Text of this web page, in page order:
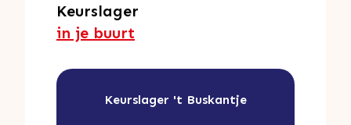
Keurslager
in je buurt
Keurslager 't Buskantje